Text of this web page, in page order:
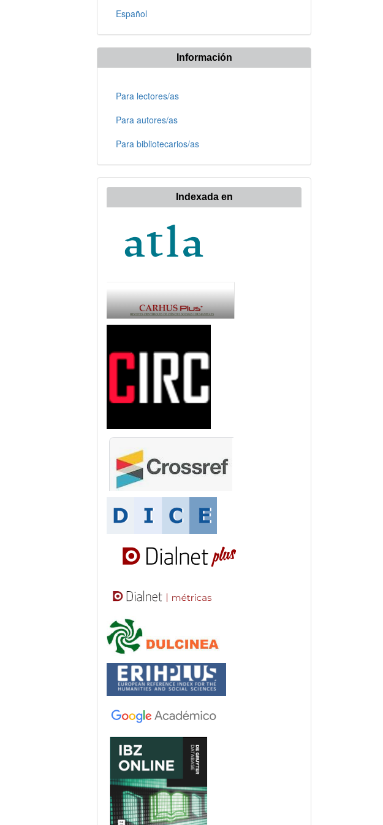
Español
Información
Para lectores/as
Para autores/as
Para bibliotecarios/as
Indexada en